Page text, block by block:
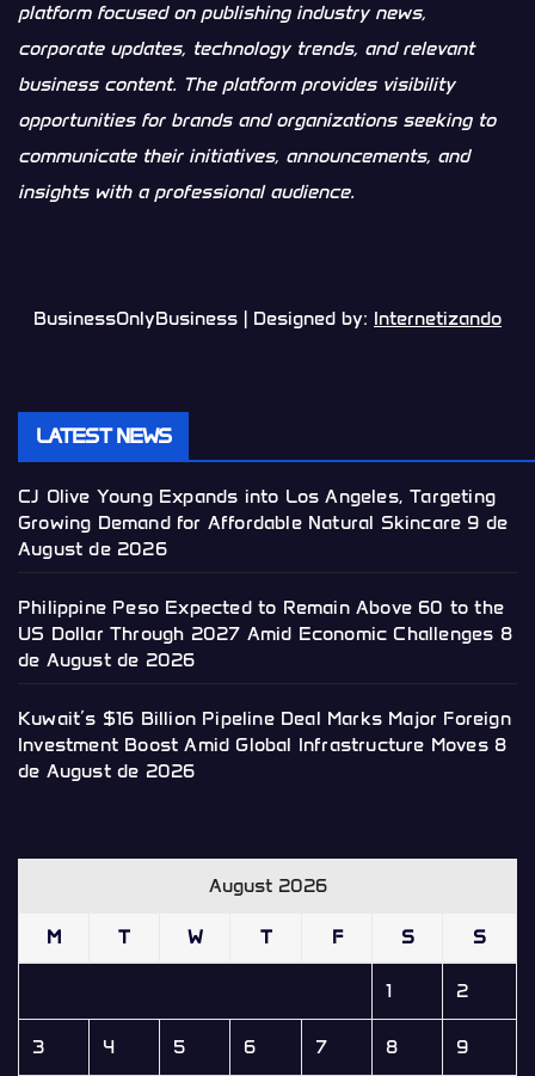
platform focused on publishing industry news,
corporate updates, technology trends, and relevant
business content. The platform provides visibility
opportunities for brands and organizations seeking to
communicate their initiatives, announcements, and
insights with a professional audience.
BusinessOnlyBusiness | Designed by: Internetizando
LATEST NEWS
CJ Olive Young Expands into Los Angeles, Targeting
Growing Demand for Affordable Natural Skincare 9 de
August de 2026
Philippine Peso Expected to Remain Above 60 to the
US Dollar Through 2027 Amid Economic Challenges 8
de August de 2026
Kuwait’s $16 Billion Pipeline Deal Marks Major Foreign
Investment Boost Amid Global Infrastructure Moves 8
de August de 2026
August 2026
M T W T F S S
1 2
3 4 5 6 7 8 9